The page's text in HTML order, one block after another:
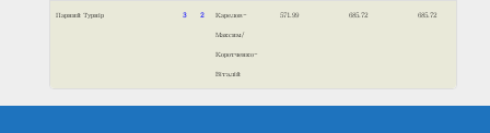
Парний Турнір 3 2 Карелов-
Максим/
Коротченко-
Віталій
571.99 685.72 685.72